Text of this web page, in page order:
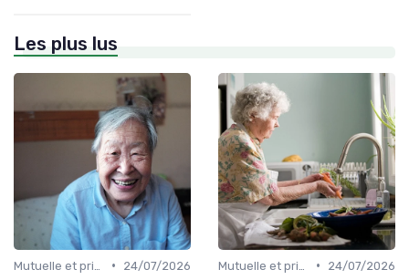
Les plus lus
•
24/07/2026
•
24/07/2026